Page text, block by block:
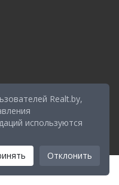
Realt.by,
используются
Отклонить